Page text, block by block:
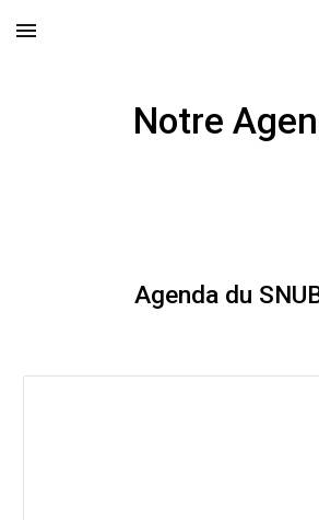
Skip to main content
Notre
Agenda du